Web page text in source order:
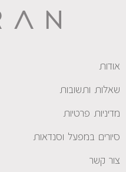
אודות
שאלות ותשובות
מדיניות פרטיות
סיורים במפעל וסנדאות
צור קשר